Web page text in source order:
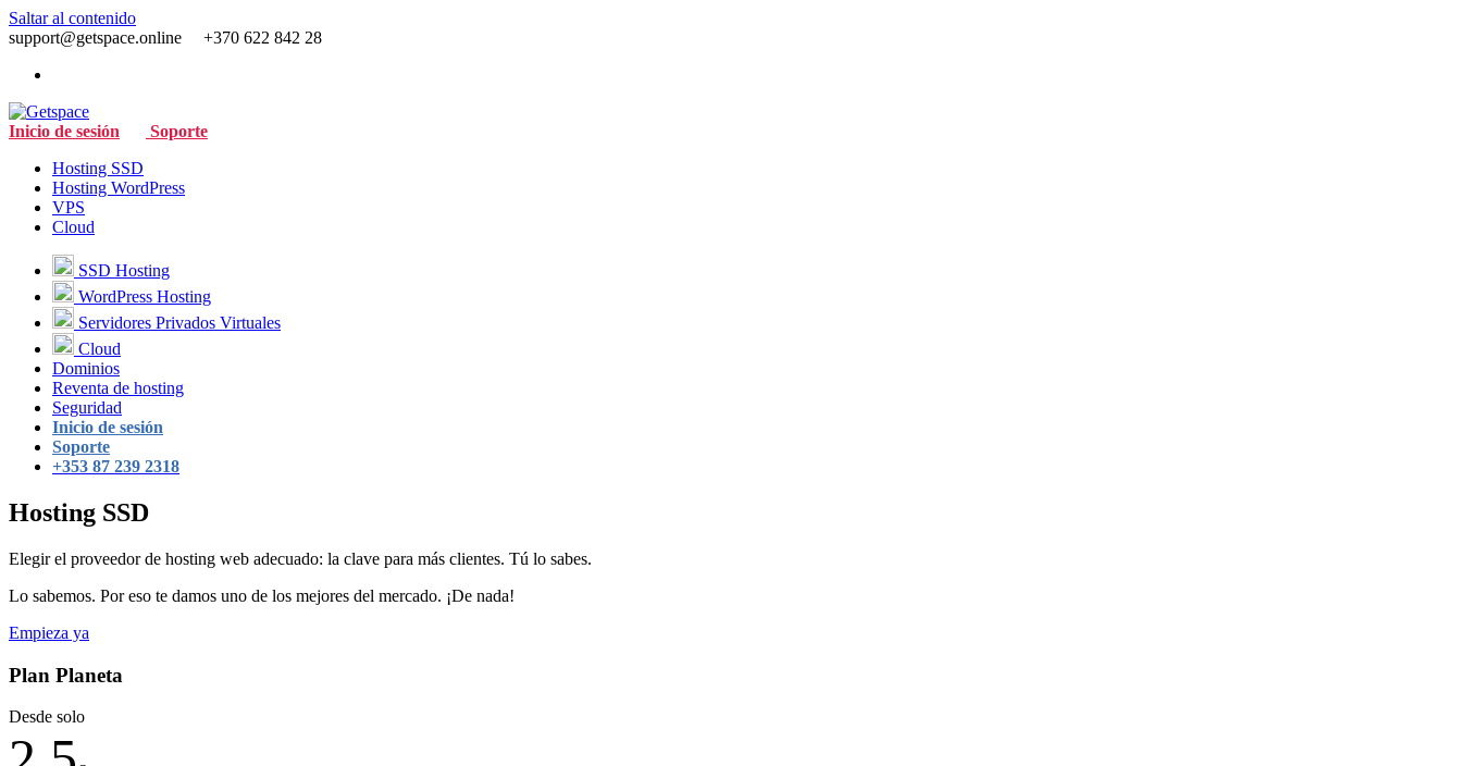
Saltar al contenido
support@getspace.online +370 622 842 28
Inicio de sesión
Soporte
Hosting SSD
Hosting WordPress
VPS
Cloud
SSD Hosting
WordPress Hosting
Servidores Privados Virtuales
Cloud
Dominios
Reventa de hosting
Seguridad
Inicio de sesión
Soporte
+353 87 239 2318
Hosting SSD
Elegir el proveedor de hosting web adecuado: la clave para más clientes. Tú lo sabes.
Lo sabemos. Por eso te damos uno de los mejores del mercado. ¡De nada!
Empieza ya
Plan Planeta
Desde solo